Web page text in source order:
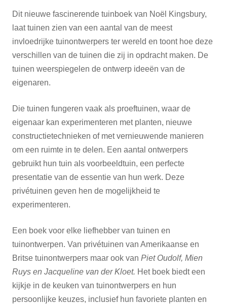
Dit nieuwe fascinerende tuinboek van Noël Kingsbury,
laat tuinen zien van een aantal van de meest
invloedrijke tuinontwerpers ter wereld en toont hoe deze
verschillen van de tuinen die zij in opdracht maken. De
tuinen weerspiegelen de ontwerp ideeën van de
eigenaren.
Die tuinen fungeren vaak als proeftuinen, waar de
eigenaar kan experimenteren met planten, nieuwe
constructietechnieken of met vernieuwende manieren
om een ruimte in te delen. Een aantal ontwerpers
gebruikt hun tuin als voorbeeldtuin, een perfecte
presentatie van de essentie van hun werk. Deze
privétuinen geven hen de mogelijkheid te
experimenteren.
Een boek voor elke liefhebber van tuinen en
tuinontwerpen. Van privétuinen van Amerikaanse en
Britse tuinontwerpers maar ook van Piet Oudolf, Mien
Ruys en Jacqueline van der Kloet. Het boek biedt een
kijkje in de keuken van tuinontwerpers en hun
persoonlijke keuzes, inclusief hun favoriete planten en